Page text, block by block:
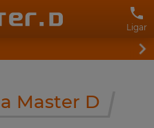
Ligar
Master D